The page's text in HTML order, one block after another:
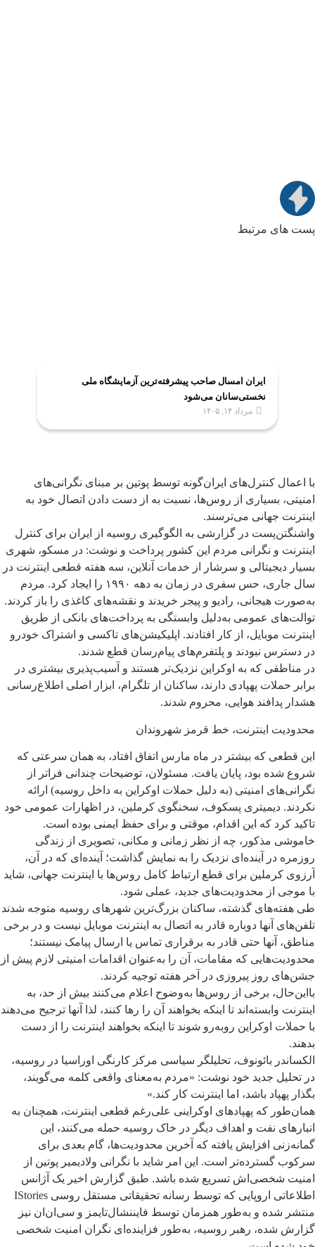
پست های مرتبط
ایران امسال صاحب پیشرفته‌ترین آزمایشگاه ملی
نخستی‌سانان می‌شود
مرداد ۱۴, ۱۴۰۵
با اعمال کنترل‌های ایران‌گونه توسط پوتین بر مبنای نگرانی‌های
امنیتی، بسیاری از روس‌ها، نسبت به از دست دادن اتصال خود به
اینترنت جهانی می‌ترسند.
واشنگتن‌پست در گزارشی به الگوگیری روسیه از ایران برای کنترل
اینترنت و نگرانی مردم این کشور پرداخت و نوشت: در مسکو، شهری
بسیار دیجیتالی و سرشار از خدمات آنلاین، سه هفته قطعی اینترنت در
سال جاری، حس سفری در زمان به دهه ۱۹۹۰ را ایجاد کرد. مردم
به‌صورت هیجانی، رادیو و پیجر خریدند و نقشه‌های کاغذی را باز کردند.
توالت‌های عمومی به‌دلیل وابستگی به پرداخت‌های بانکی از طریق
اینترنت‌ موبایل، از کار افتادند. اپلیکیشن‌های تاکسی و اشتراک خودرو
در دسترس نبودند و پلتفرم‌های پیام‌رسان قطع شدند.
در مناطقی که به اوکراین نزدیک‌تر هستند و آسیب‌پذیری بیشتری در
برابر حملات پهپادی دارند، ساکنان از تلگرام، ابزار اصلی اطلاع‌رسانی
هشدار پدافند هوایی، محروم شدند.
محدودیت‌ اینترنت، خط قرمز شهروندان
این قطعی که بیشتر در ماه مارس اتفاق افتاد، به همان سرعتی که
شروع شده بود، پایان یافت. مسئولان، توضیحات چندانی فراتر از
نگرانی‌های امنیتی (به دلیل حملات اوکراین به داخل روسیه) ارائه
نکردند. دیمیتری پسکوف، سخنگوی کرملین، در اظهارات عمومی خود
تاکید کرد که این اقدام، موقتی و برای حفظ ایمنی بوده است.
خاموشی مذکور، چه از نظر زمانی و مکانی، تصویری از زندگی
روزمره در آینده‌ای نزدیک را به نمایش گذاشت؛ آینده‌ای که در آن،
آرزوی کرملین برای قطع ارتباط کامل روس‌ها با اینترنت جهانی، شاید
با موجی از محدودیت‌های جدید، عملی شود.
طی هفته‌های گذشته، ساکنان بزرگ‌ترین شهرهای روسیه متوجه شدند
تلفن‌های‌ آنها دوباره قادر به اتصال به اینترنت موبایل نیست و در برخی
مناطق، آنها حتی قادر به برقراری تماس یا ارسال پیامک نیستند؛
محدودیت‌هایی که مقامات، آن را به‌عنوان اقدامات امنیتی لازم پیش از
جشن‌های روز پیروزی در آخر هفته توجیه کردند.
بااین‌حال، برخی از روس‌ها به‌وضوح اعلام می‌کنند بیش از حد، به
اینترنت وابسته‌اند تا اینکه بخواهند آن را رها کنند، لذا آنها ترجیح می‌دهند
با حملات اوکراین روبه‌رو شوند تا اینکه بخواهند اینترنت را از دست
بدهند.
الکساندر بائونوف، تحلیلگر سیاسی مرکز کارنگی اوراسیا در روسیه،
در تحلیل جدید خود نوشت: «مردم به‌معنای واقعی کلمه می‌گویند،
بگذار پهپاد باشد، اما اینترنت کار کند.»
همان‌طور که پهپادهای اوکراینی علی‌رغم قطعی اینترنت، همچنان به
انبارهای نفت و اهداف دیگر در خاک روسیه حمله می‌کنند، این
گمانه‌زنی افزایش یافته که آخرین محدودیت‌ها، گام بعدی برای
سرکوب گسترده‌تر است. این امر شاید با نگرانی ولادیمیر پوتین از
امنیت شخصی‌اش تسریع شده باشد. طبق گزارش اخیر یک آژانس
اطلاعاتی اروپایی که توسط رسانه تحقیقاتی مستقل روسی IStories
منتشر شده و به‌طور همزمان توسط فایننشال‌تایمز و سی‌ان‌ان نیز
گزارش شده، رهبر روسیه، به‌طور فزاینده‌ای نگران امنیت شخصی